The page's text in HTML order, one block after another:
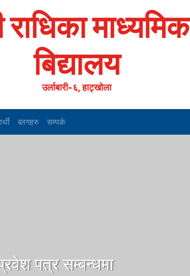
राधिका माध्यमिक
बिद्यालय
उर्लाबारी-६, हाट्खोला
ब्लगहरु सम्पर्क
पत्र सम्बन्धमा